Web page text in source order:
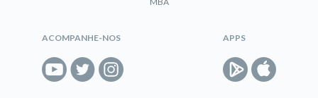
ACOMPANHE-NOS APPS